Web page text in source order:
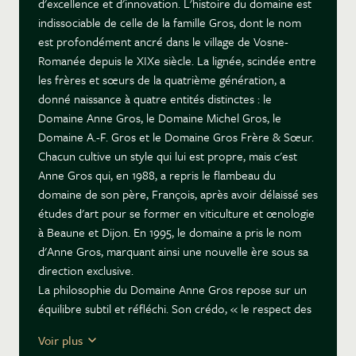
indissociable de celle de la famille Gros, dont le nom
est profondément ancré dans le village de Vosne-
Romanée depuis le XIXe siècle. La lignée, scindée entre
les frères et sœurs de la quatrième génération, a
donné naissance à quatre entités distinctes : le
Domaine Anne Gros, le Domaine Michel Gros, le
Domaine A.-F. Gros et le Domaine Gros Frère & Sœur.
Chacun cultive un style qui lui est propre, mais c'est
Anne Gros qui, en 1988, a repris le flambeau du
domaine de son père, François, après avoir délaissé ses
études d'art pour se former en viticulture et œnologie
à Beaune et Dijon. En 1995, le domaine a pris le nom
d'Anne Gros, marquant ainsi une nouvelle ère sous sa
direction exclusive.
La philosophie du Domaine Anne Gros repose sur un
équilibre subtil et réfléchi. Son crédo, « le respect des
décisions, de la vigne au chai. Cette approche s'articule
Voir plus